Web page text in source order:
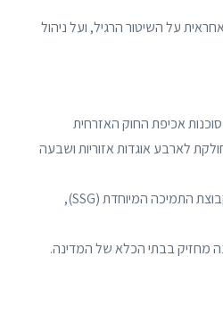
על השיטור הרגיל, ועל ניהול
אכיפת החוק האזרחית
לארבע אוגדות אזוריות ושבעה
יש לה שלוחה חצי-צבאית, קבוצת התמיכה המיוחדת (SSG),
מחזיק בבתי הכלא של המדינה.